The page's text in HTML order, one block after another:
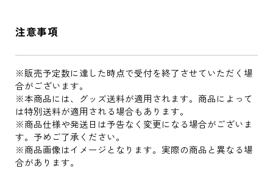
注意事項
※販売予定数に達した時点で受付を終了させていただく場
合がございます。
※本商品には、グッズ送料が適用されます。商品によって
は特別送料が適用される場合もあります。
※商品仕様や発送日は予告なく変更になる場合がございま
す。予めご了承ください。
※商品画像はイメージとなります。実際の商品と異なる場
合があります。